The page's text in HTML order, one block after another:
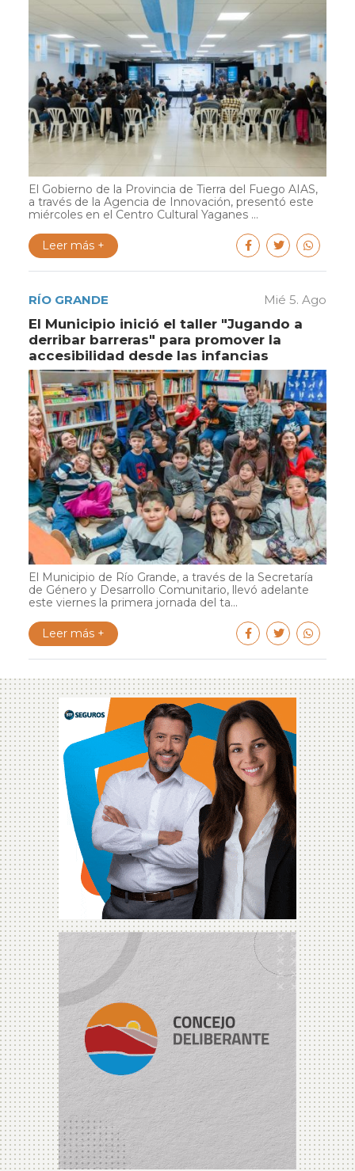
El Gobierno de la Provincia de Tierra del Fuego AIAS,
a través de la Agencia de Innovación, presentó este
miércoles en el Centro Cultural Yaganes ...
Leer más +
RÍO GRANDE Mié 5. Ago
El Municipio inició el taller "Jugando a
derribar barreras" para promover la
accesibilidad desde las infancias
El Municipio de Río Grande, a través de la Secretaría
de Género y Desarrollo Comunitario, llevó adelante
este viernes la primera jornada del ta...
Leer más +